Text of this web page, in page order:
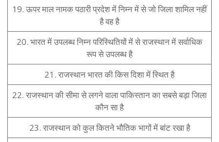
19. ऊपर माल नामक पठारी प्रदेश में निम्न में से जो जिला शामिल नहीं
है वह है
20. भारत में उपलब्ध निम्न परिस्थितियों में से राजस्थान में सर्वाधिक
रूप से उपलब्ध है
21. राजस्थान भारत की किस दिशा में स्थित है
22. राजस्थान की सीमा से लगने वाला पाकिस्तान का सबसे बड़ा जिला
कौन सा है
23. राजस्थान को कुल कितने भौतिक भागों में बांट रखा है